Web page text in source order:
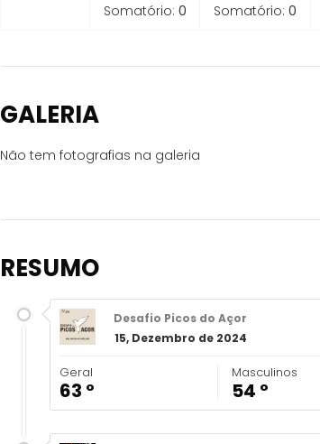
Somatório: 0
Somatório: 0
GALERIA
Não tem fotografias na galeria
RESUMO
Desafio Picos do Açor
15, Dezembro de 2024
Geral
63 º
Masculinos
54 º